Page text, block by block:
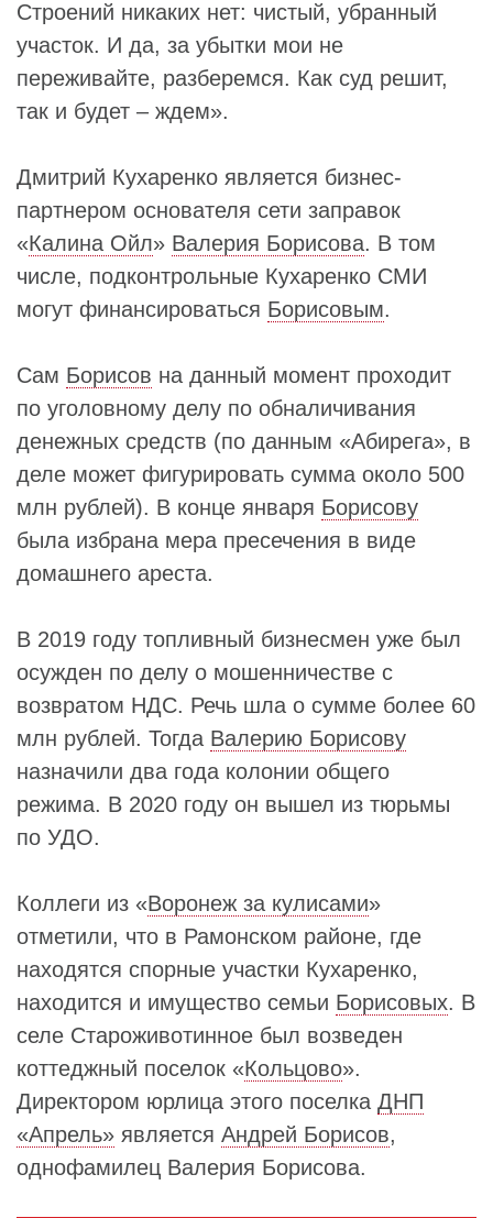
Строений никаких нет: чистый, убранный
участок. И да, за убытки мои не
переживайте, разберемся. Как суд решит,
так и будет – ждем».
Дмитрий Кухаренко является бизнес-
партнером основателя сети заправок
«Калина Ойл» Валерия Борисова. В том
числе, подконтрольные Кухаренко СМИ
могут финансироваться Борисовым.
Сам Борисов на данный момент проходит
по уголовному делу по обналичивания
денежных средств (по данным «Абирега», в
деле может фигурировать сумма около 500
млн рублей). В конце января Борисову
была избрана мера пресечения в виде
домашнего ареста.
В 2019 году топливный бизнесмен уже был
осужден по делу о мошенничестве с
возвратом НДС. Речь шла о сумме более 60
млн рублей. Тогда Валерию Борисову
назначили два года колонии общего
режима. В 2020 году он вышел из тюрьмы
по УДО.
Коллеги из «Воронеж за кулисами»
отметили, что в Рамонском районе, где
находятся спорные участки Кухаренко,
находится и имущество семьи Борисовых. В
селе Староживотинное был возведен
коттеджный поселок «Кольцово».
Директором юрлица этого поселка ДНП
«Апрель» является Андрей Борисов,
однофамилец Валерия Борисова.